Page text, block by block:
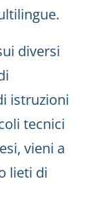
diversi
istruzioni
tecnici
vieni a
lieti di